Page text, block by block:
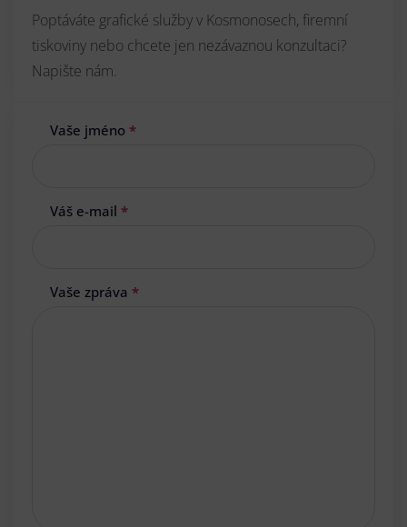
Poptáváte grafické služby v Kosmonosech, firemní
tiskoviny nebo chcete jen nezávaznou konzultaci?
Napište nám.
Vaše jméno *
Váš e-mail *
Vaše zpráva *